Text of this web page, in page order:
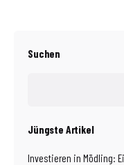
Suchen
Jüngste Artikel
Investieren in Mödling: